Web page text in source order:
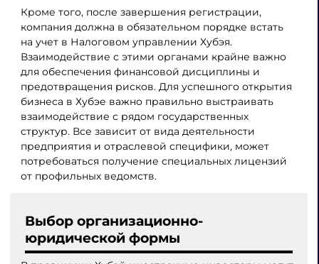
Кроме того, после завершения регистрации,
компания должна в обязательном порядке встать
на учет в Налоговом управлении Хубэя.
Взаимодействие с этими органами крайне важно
для обеспечения финансовой дисциплины и
предотвращения рисков. Для успешного открытия
бизнеса в Хубэе важно правильно выстраивать
взаимодействие с рядом государственных
структур. Все зависит от вида деятельности
предприятия и отраслевой специфики, может
потребоваться получение специальных лицензий
от профильных ведомств.
Выбор организационно-
юридической формы